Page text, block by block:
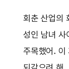
회춘 산업의
성인 남녀 사
주목했어. 이